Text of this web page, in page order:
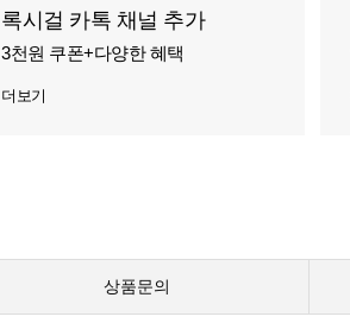
록시걸 카톡 채널 추가
3천원 쿠폰+다양한 혜택
더보기
상품문의